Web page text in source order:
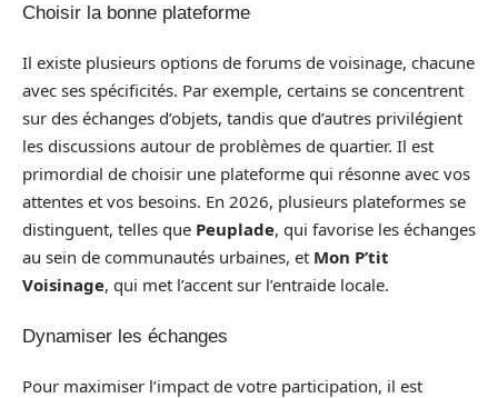
Choisir la bonne plateforme
Il existe plusieurs options de forums de voisinage, chacune
avec ses spécificités. Par exemple, certains se concentrent
sur des échanges d’objets, tandis que d’autres privilégient
les discussions autour de problèmes de quartier. Il est
primordial de choisir une plateforme qui résonne avec vos
attentes et vos besoins. En 2026, plusieurs plateformes se
distinguent, telles que Peuplade, qui favorise les échanges
au sein de communautés urbaines, et Mon P’tit
Voisinage, qui met l’accent sur l’entraide locale.
Dynamiser les échanges
Pour maximiser l’impact de votre participation, il est